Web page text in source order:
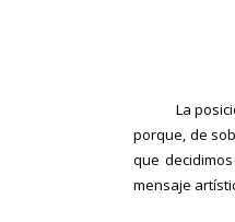
La posición
porque, de
que
mensaje